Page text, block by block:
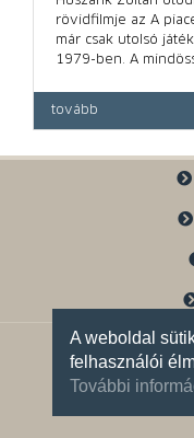
A weboldal
felhasználói
További
rövidfilmje az A
már csak utolsó
1979-ben. A
tovább
1121